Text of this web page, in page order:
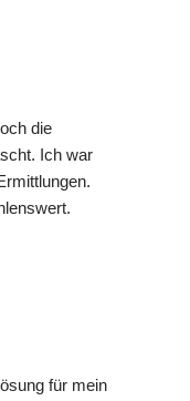
die
Ich war
für mein